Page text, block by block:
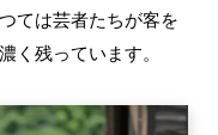
ては芸者たちが客を
く残っています。